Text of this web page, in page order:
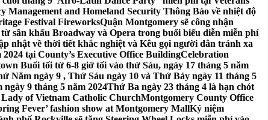
Management and Homeland Security Thông Báo về nhiệt độ
Festival FireworksQuận Montgomery sẽ công nhận
sân khấu Broadway và Opera trong buổi biểu diễn miễn phí
nhật về thời tiết khắc nghiệt và Kêu gọi người dân tránh xa
tại County’s Executive Office BuildingCelebration
Buổi tối từ 6-8 giờ tối vào thứ Sáu, ngày 17 tháng 5 năm
Năm ngày 9 , Thứ Sáu ngày 10 và Thứ Bảy ngày 11 tháng 5
9 tháng 5 năm 2024Thứ Ba ngày 23 tháng 4 là hạn chót
of Vietnam Catholic ChurchMontgomery County Office
Fever’ fashion show at Montgomery MallKỷ niệm